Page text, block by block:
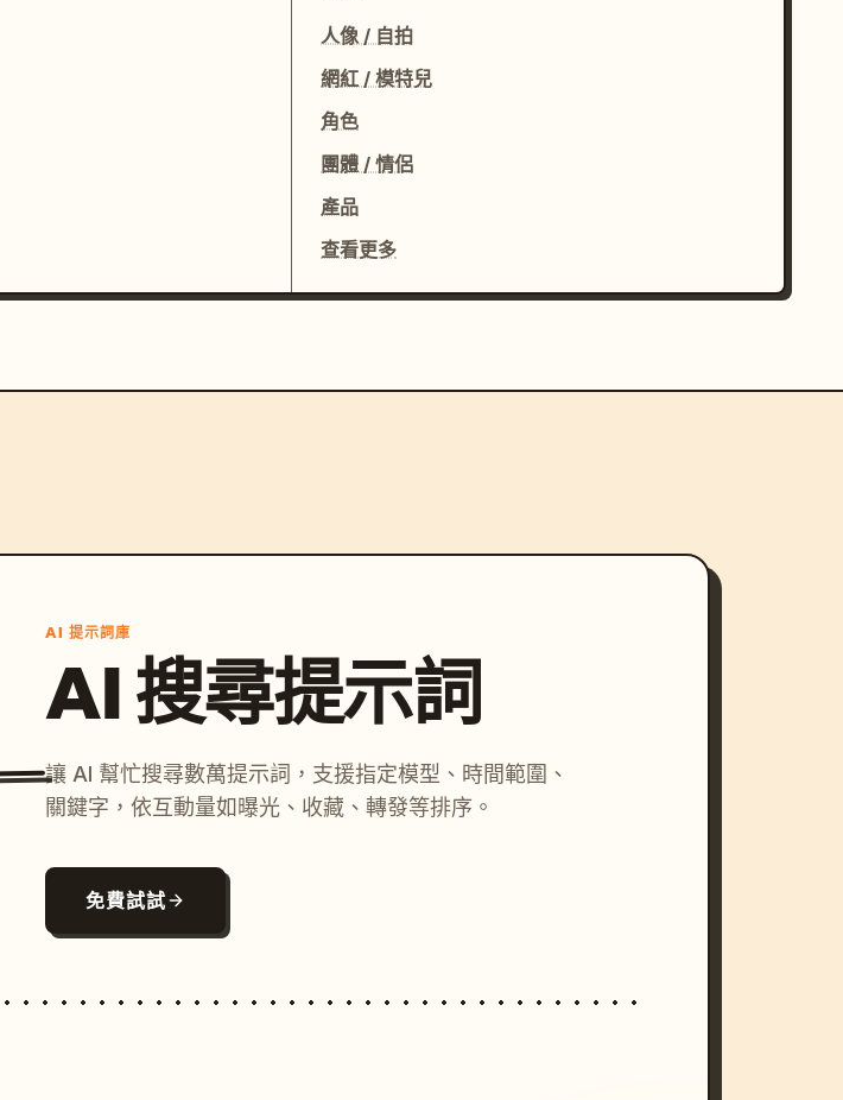
人像 / 自拍
網紅 / 模特兒
角色
團體 / 情侶
產品
查看更多
AI 提示詞庫
AI 搜尋提示詞
讓 AI 幫忙搜尋數萬提示詞，支援指定模型、時間範圍、
關鍵字，依互動量如曝光、收藏、轉發等排序。
免費試試